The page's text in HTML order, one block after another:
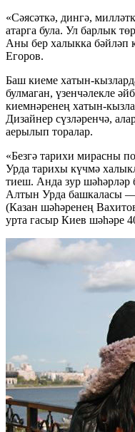
«Сәясәткә, дингә,
атарга була. Ул барлык
Аны бер халыкка бәйләп
Егоров.
Баш киеме хатын-
булмаган, үзенчәлекле
киемнәренең хатын-
Дизайнер сүзләренчә,
аерылып торалар.
«Безгә тарихи мирасны
Урда тарихы күчмә
тиеш. Анда зур шәһәрләр
Алтын Урда башкаласы
(Казан шәһәренең
урта гасыр Киев шәһәре